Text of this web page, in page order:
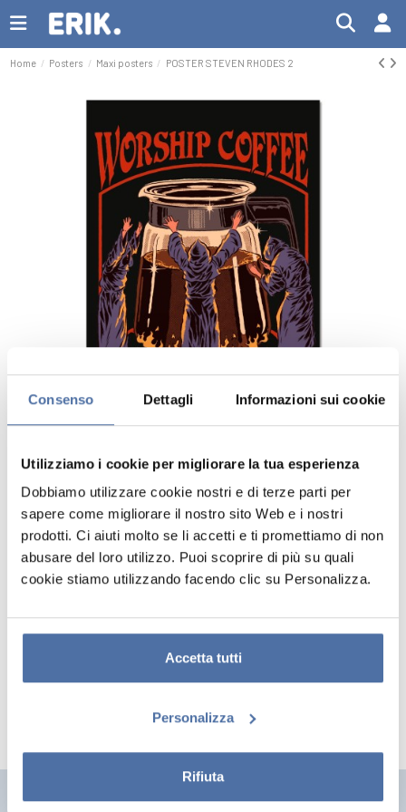
Consenso Dettagli Informazioni sui cookie
Utilizziamo i cookie per migliorare la tua esperienza
Dobbiamo utilizzare cookie nostri e di terze parti per
sapere come migliorare il nostro sito Web e i nostri
prodotti. Ci aiuti molto se li accetti e ti promettiamo di non
abusare del loro utilizzo. Puoi scoprire di più su quali
cookie stiamo utilizzando facendo clic su Personalizza.
Accetta tutti
Personalizza
Rifiuta
Home Posters Maxi posters POSTER STEVEN RHODES 2
Poster in formato 61 x 91,5 cm stampato su carta lucida da 150 g/m².
Viene fornito arrotolato e confezionato in una busta termoretraibile.